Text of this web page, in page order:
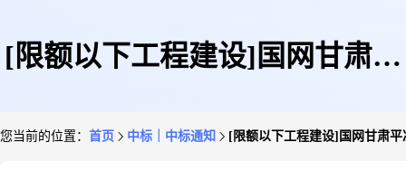
[限额以下工程建设]国网甘肃平
您当前的位置： 首页 中标｜中标通知 [限额以下工程建设]国网甘肃